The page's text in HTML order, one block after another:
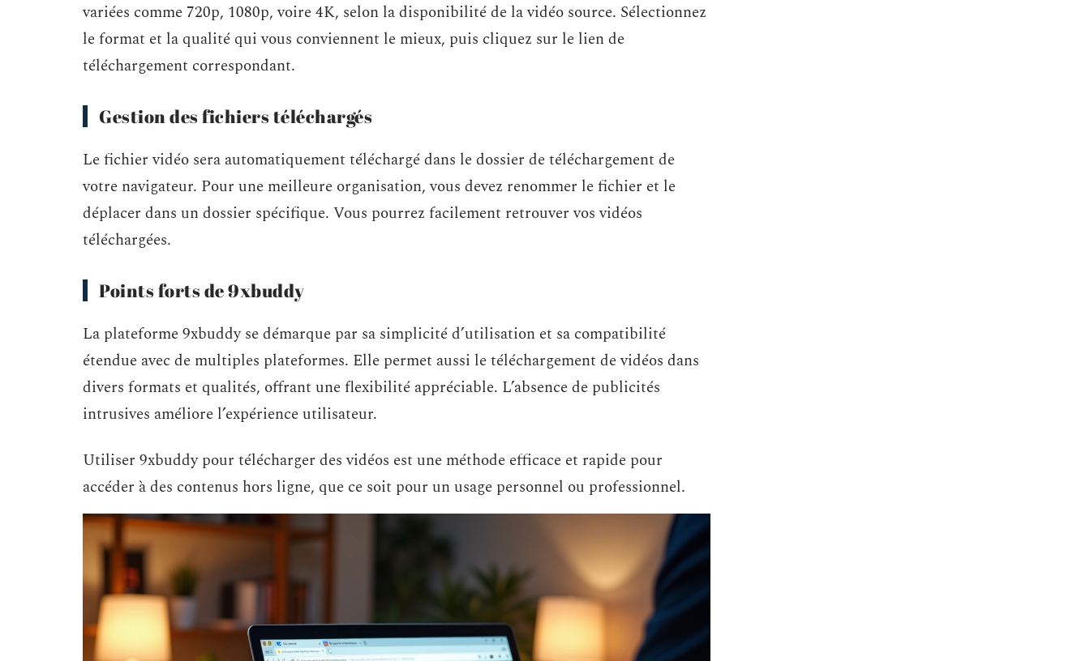
variées comme 720p, 1080p, voire 4K, selon la disponibilité de la vidéo source. Sélectionnez
le format et la qualité qui vous conviennent le mieux, puis cliquez sur le lien de
téléchargement correspondant.
Gestion des fichiers téléchargés
Le fichier vidéo sera automatiquement téléchargé dans le dossier de téléchargement de
votre navigateur. Pour une meilleure organisation, vous devez renommer le fichier et le
déplacer dans un dossier spécifique. Vous pourrez facilement retrouver vos vidéos
téléchargées.
Points forts de 9xbuddy
La plateforme 9xbuddy se démarque par sa simplicité d’utilisation et sa compatibilité
étendue avec de multiples plateformes. Elle permet aussi le téléchargement de vidéos dans
divers formats et qualités, offrant une flexibilité appréciable. L’absence de publicités
intrusives améliore l’expérience utilisateur.
Utiliser 9xbuddy pour télécharger des vidéos est une méthode efficace et rapide pour
accéder à des contenus hors ligne, que ce soit pour un usage personnel ou professionnel.